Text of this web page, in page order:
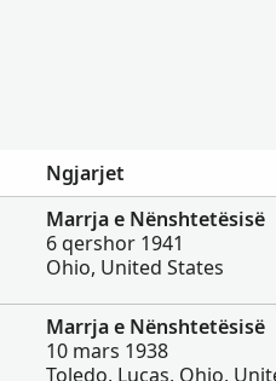
Ngjarjet
Marrja e Nënshtetësisë
6 qershor 1941
Ohio, United States
Marrja e Nënshtetësisë
10 mars 1938
Toledo, Lucas, Ohio,